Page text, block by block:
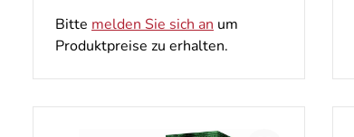
Bitte melden Sie sich an um
Produktpreise zu erhalten.